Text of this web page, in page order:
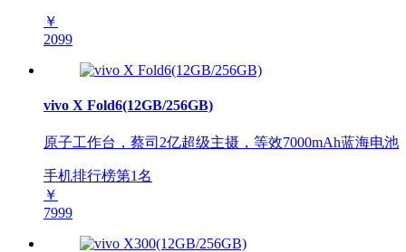
￥
2099
vivo X Fold6(12GB/256GB)
原子工作台，蔡司2亿超级主摄，等效7000mAh蓝海电池
手机排行榜第1名
￥
7999